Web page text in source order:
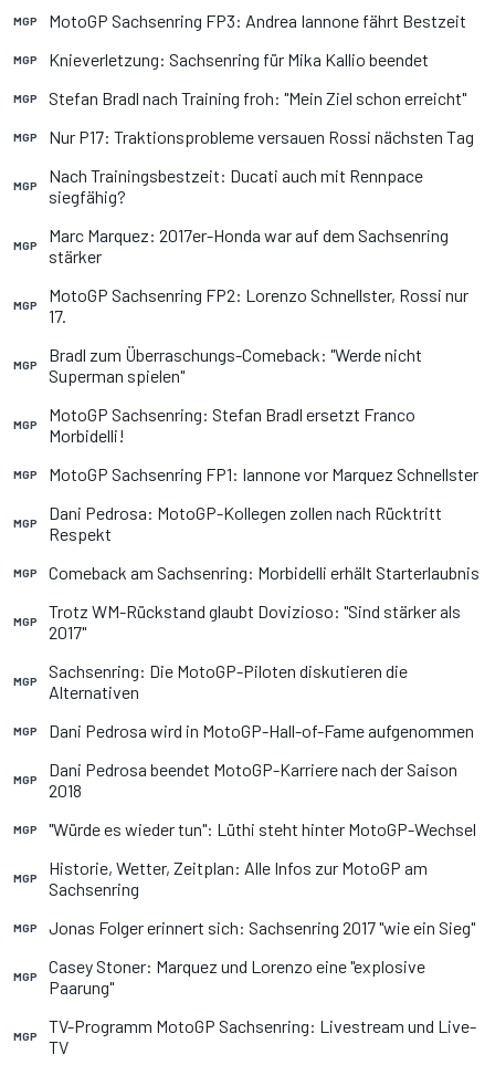
MGP MotoGP Sachsenring FP3: Andrea Iannone fährt Bestzeit
MGP Knieverletzung: Sachsenring für Mika Kallio beendet
MGP Stefan Bradl nach Training froh: "Mein Ziel schon erreicht"
MGP Nur P17: Traktionsprobleme versauen Rossi nächsten Tag
MGP
Nach Trainingsbestzeit: Ducati auch mit Rennpace
siegfähig?
MGP
Marc Marquez: 2017er-Honda war auf dem Sachsenring
stärker
MGP
MotoGP Sachsenring FP2: Lorenzo Schnellster, Rossi nur
17.
MGP
Bradl zum Überraschungs-Comeback: "Werde nicht
Superman spielen"
MGP
MotoGP Sachsenring: Stefan Bradl ersetzt Franco
Morbidelli!
MGP MotoGP Sachsenring FP1: Iannone vor Marquez Schnellster
MGP
Dani Pedrosa: MotoGP-Kollegen zollen nach Rücktritt
Respekt
MGP Comeback am Sachsenring: Morbidelli erhält Starterlaubnis
MGP
Trotz WM-Rückstand glaubt Dovizioso: "Sind stärker als
2017"
MGP
Sachsenring: Die MotoGP-Piloten diskutieren die
Alternativen
MGP Dani Pedrosa wird in MotoGP-Hall-of-Fame aufgenommen
MGP
Dani Pedrosa beendet MotoGP-Karriere nach der Saison
2018
MGP "Würde es wieder tun": Lüthi steht hinter MotoGP-Wechsel
MGP
Historie, Wetter, Zeitplan: Alle Infos zur MotoGP am
Sachsenring
MGP Jonas Folger erinnert sich: Sachsenring 2017 "wie ein Sieg"
MGP
Casey Stoner: Marquez und Lorenzo eine "explosive
Paarung"
MGP
TV-Programm MotoGP Sachsenring: Livestream und Live-
TV